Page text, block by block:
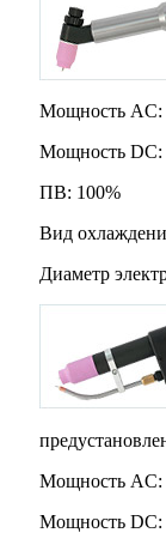
Мощность AC:
Мощность DC:
ПВ: 100%
Вид
Диаметр
Мощность AC:
Мощность DC: